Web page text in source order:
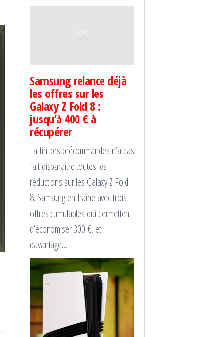
Samsung relance déjà
les offres sur les
Galaxy Z Fold 8 :
jusqu’à 400 € à
récupérer
La fin des précommandes n’a pas
fait disparaître toutes les
réductions sur les Galaxy Z Fold
8. Samsung enchaîne avec trois
offres cumulables qui permettent
d’économiser 300 €, et
davantage…